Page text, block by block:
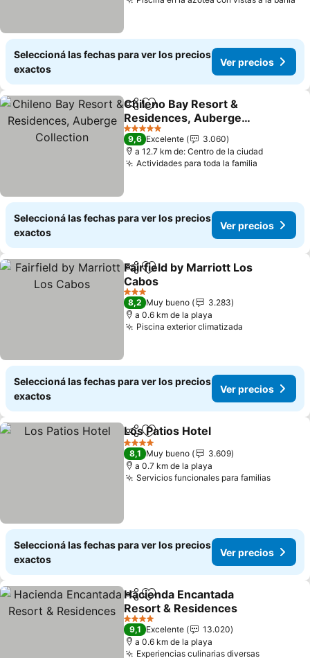
Seleccioná las fechas para ver los precios
exactos
Ver precios
CompartirAñadir a favoritos
Chileno Bay Resort &
Residences, Auberge
Collection
Ver precios
5 Estrellas
9,6 Excelente
3.060
a 12.7 km de: Centro de la ciudad
Actividades para toda la familia
Seleccioná las fechas para ver los precios
exactos
Ver precios
CompartirAñadir a favoritos
Fairfield by Marriott Los
Cabos
Ver precios
3 Estrellas
8,2 Muy bueno
3.283
a 0.6 km de la playa
Piscina exterior climatizada
Seleccioná las fechas para ver los precios
exactos
Ver precios
CompartirAñadir a favoritos
Los Patios Hotel
4 Estrellas
8,1 Muy bueno
3.609
a 0.7 km de la playa
Servicios funcionales para familiasVer
Seleccioná las fechas para ver los precios
exactos
Ver precios
CompartirAñadir a favoritos
Hacienda Encantada
Resort & Residences
Ver precios
4 Estrellas
9,1 Excelente
13.020
a 0.6 km de la playa
Experiencias culinarias diversas